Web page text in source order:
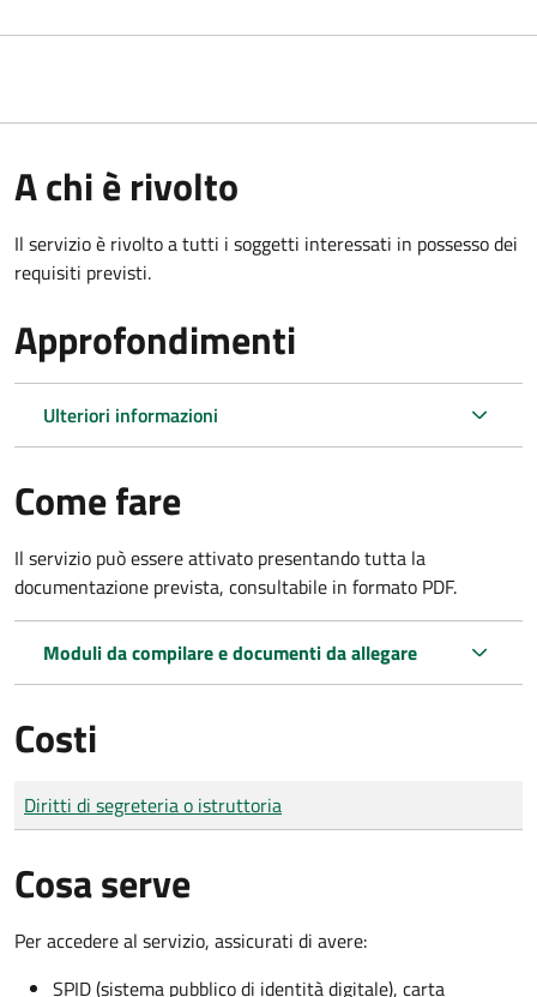
A chi è rivolto
Il servizio è rivolto a tutti i soggetti interessati in possesso dei
requisiti previsti.
Approfondimenti
Ulteriori informazioni
Come fare
Il servizio può essere attivato presentando tutta la
documentazione prevista, consultabile in formato PDF.
Moduli da compilare e documenti da allegare
Costi
Tipo di pagamento
Importo
Diritti di segreteria o istruttoria
Cosa serve
Per accedere al servizio, assicurati di avere:
SPID (sistema pubblico di identità digitale), carta